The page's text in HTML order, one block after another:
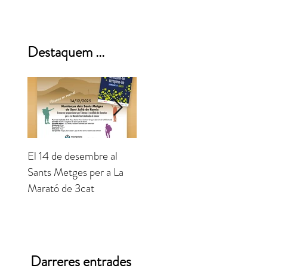
Destaquem ...
El 14 de desembre al
Sants Metges per a La
Marató de 3cat
Darreres entrades